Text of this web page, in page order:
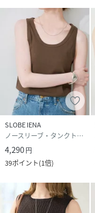
SLOBE IENA
ノースリーブ・タンクトップ
4,290円
39ポイント(1倍)